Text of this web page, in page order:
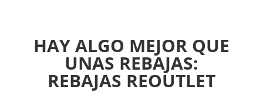
HAY ALGO MEJOR QUE
UNAS REBAJAS:
REBAJAS REOUTLET